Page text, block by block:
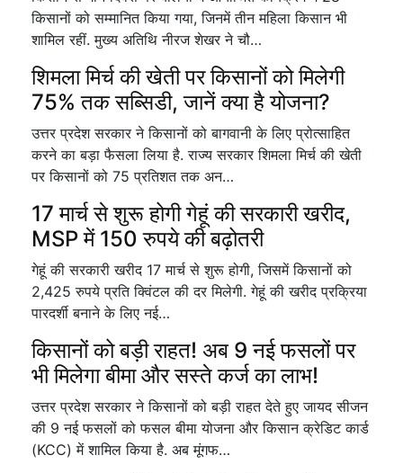
किसानों को सम्मानित किया गया, जिनमें तीन महिला किसान भी
शामिल रहीं. मुख्य अतिथि नीरज शेखर ने चौ…
शिमला मिर्च की खेती पर किसानों को मिलेगी
75% तक सब्सिडी, जानें क्या है योजना?
उत्तर प्रदेश सरकार ने किसानों को बागवानी के लिए प्रोत्साहित
करने का बड़ा फैसला लिया है. राज्य सरकार शिमला मिर्च की खेती
पर किसानों को 75 प्रतिशत तक अन…
17 मार्च से शुरू होगी गेहूं की सरकारी खरीद,
MSP में 150 रुपये की बढ़ोतरी
गेहूं की सरकारी खरीद 17 मार्च से शुरू होगी, जिसमें किसानों को
2,425 रुपये प्रति क्विंटल की दर मिलेगी. गेहूं की खरीद प्रक्रिया
पारदर्शी बनाने के लिए नई…
किसानों को बड़ी राहत! अब 9 नई फसलों पर
भी मिलेगा बीमा और सस्ते कर्ज का लाभ!
उत्तर प्रदेश सरकार ने किसानों को बड़ी राहत देते हुए जायद सीजन
की 9 नई फसलों को फसल बीमा योजना और किसान क्रेडिट कार्ड
(KCC) में शामिल किया है. अब मूंगफ…